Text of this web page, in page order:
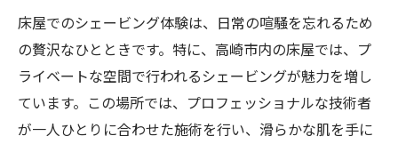
床屋が提供する高崎市の極上シェービングで心
も肌もリフレッシュ
日常のストレスを忘れさせるシェービング
肌に優しいプロフェッショナルなシェービ
ングテクニック
床屋でのシェービング体験は、日常の喧騒を忘れるため
の贅沢なひとときです。特に、高崎市内の床屋では、プ
ライベートな空間で行われるシェービングが魅力を増し
ています。この場所では、プロフェッショナルな技術者
が一人ひとりに合わせた施術を行い、滑らかな肌を手に